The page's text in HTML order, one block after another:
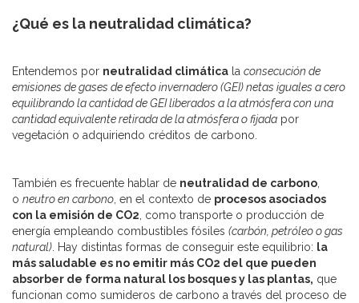
¿Qué es la neutralidad climática?
Entendemos por neutralidad climática la consecución de
emisiones de gases de efecto invernadero (GEI) netas iguales a cero
equilibrando la cantidad de GEI liberados a la atmósfera con una
cantidad equivalente retirada de la atmósfera o fijada por
vegetación o adquiriendo créditos de carbono.
También es frecuente hablar de neutralidad de carbono
o neutro en carbono , en el contexto de procesos asociados
con la emisión de CO2 , como transporte o producción de
energía empleando combustibles fósiles (carbón, petróleo o gas
natural) . Hay distintas formas de conseguir este equilibrio: la
más saludable es no emitir más CO2 del que pueden
absorber de forma natural los bosques y las plantas, que
funcionan como sumideros de carbono a través del proceso de